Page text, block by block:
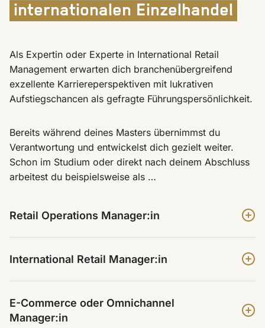
internationalen Einzelhandel
Als Expertin oder Experte in International Retail
Management erwarten dich branchenübergreifend
exzellente Karriereperspektiven mit lukrativen
Aufstiegschancen als gefragte Führungspersönlichkeit.
Bereits während deines Masters übernimmst du
Verantwortung und entwickelst dich gezielt weiter.
Schon im Studium oder direkt nach deinem Abschluss
arbeitest du beispielsweise als …
Retail Operations Manager:in
International Retail Manager:in
E-Commerce oder Omnichannel
Manager:in